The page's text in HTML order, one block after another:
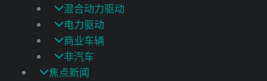
混合动力驱动
电力驱动
商业车辆
非汽车
焦点新闻